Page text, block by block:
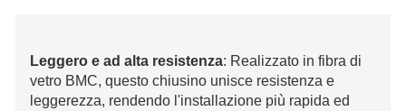
Leggero e ad alta resistenza: Realizzato in fibra di
vetro BMC, questo chiusino unisce resistenza e
leggerezza, rendendo l'installazione più rapida ed